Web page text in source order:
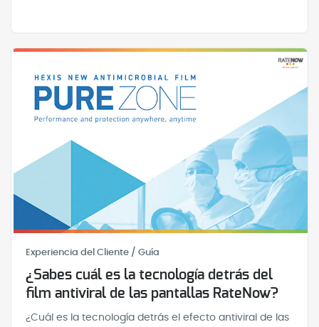
Experiencia del Cliente / Guía
¿Sabes cuál es la tecnología detrás del
film antiviral de las pantallas RateNow?
¿Cuál es la tecnología detrás el efecto antiviral de las